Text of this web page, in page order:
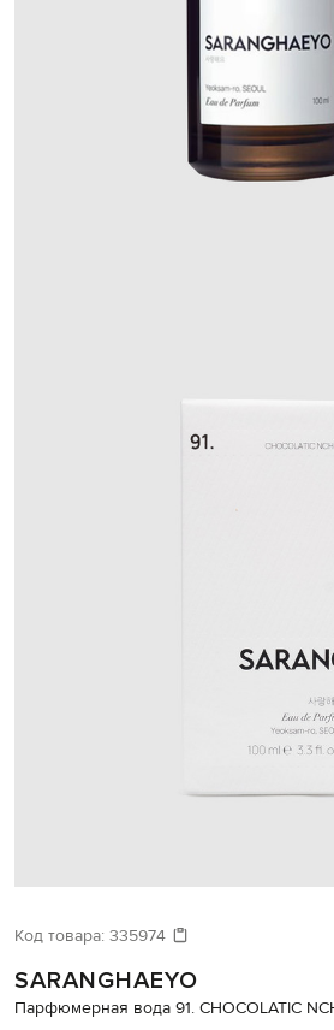
Код товара: 335974
SARANGHAEYO
Парфюмерная вода 91. CHOCOLATIC